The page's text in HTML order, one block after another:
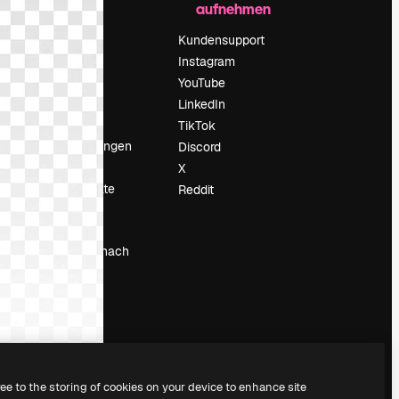
Über uns
Karriere
Blog
Veranstaltungen
Deine Inhalte
Suchst du nach
aufnehmen
Kundensupport
Instagram
YouTube
LinkedIn
TikTok
Discord
X
Reddit
to the storing of cookies on your device to enhance site